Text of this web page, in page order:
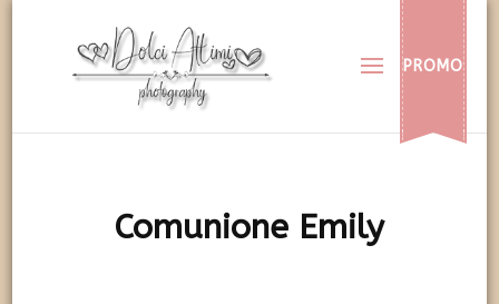
Dolci Attimi
Rendiamo immortali i vostri dolci momenti
PROMO
Comunione Emily